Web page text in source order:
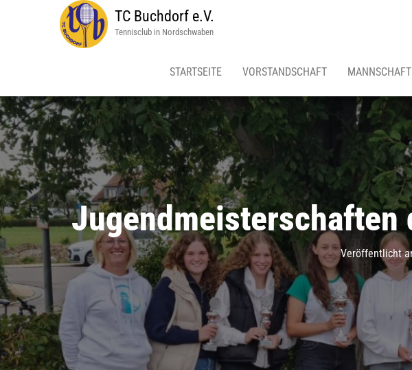
TC Buchdorf e.V.
Tennisclub in Nordschwaben
STARTSEITE VORSTANDSCHAFT
Jugendmeisterschaften
Veröffentlicht